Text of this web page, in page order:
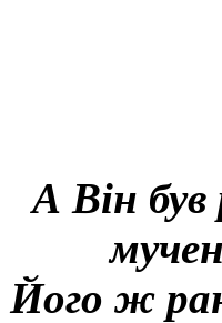
А Він був
Його ж